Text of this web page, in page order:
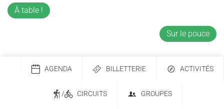
À table !
Sur le pouce
AGENDA BILLETTERIE ACTIVITÉS
/ CIRCUITS GROUPES